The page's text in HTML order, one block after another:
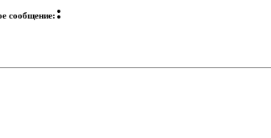
сообщение: :